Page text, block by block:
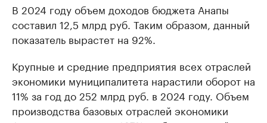
В 2024 году объем доходов бюджета Анапы
составил 12,5 млрд руб. Таким образом, данный
показатель вырастет на 92%.
Крупные и средние предприятия всех отраслей
экономики муниципалитета нарастили оборот на
11% за год до 252 млрд руб. в 2024 году. Объем
производства базовых отраслей экономики